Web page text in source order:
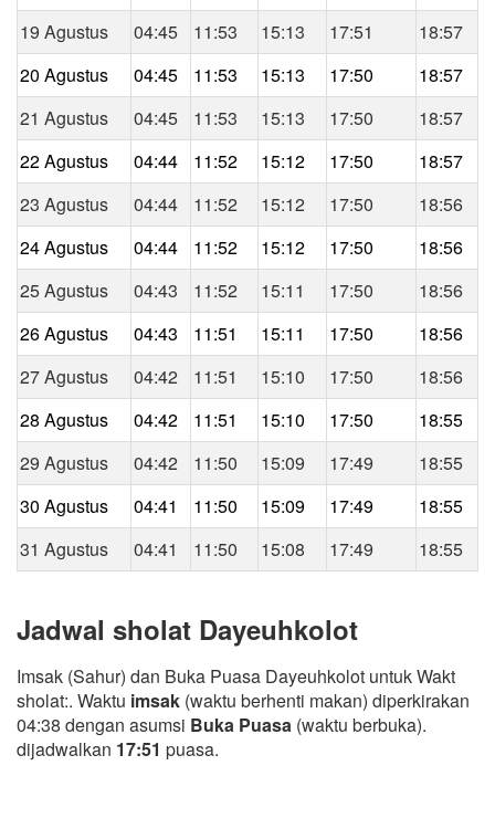
19 Agustus
04:45 11:53 15:13 17:51
18:57
20 Agustus
04:45 11:53 15:13 17:50
18:57
21 Agustus
04:45 11:53 15:13 17:50
18:57
22 Agustus
04:44 11:52 15:12 17:50
18:57
23 Agustus
04:44 11:52 15:12 17:50
18:56
24 Agustus
04:44 11:52 15:12 17:50
18:56
25 Agustus
04:43 11:52 15:11 17:50
18:56
26 Agustus
04:43 11:51 15:11 17:50
18:56
27 Agustus
04:42 11:51 15:10 17:50
18:56
28 Agustus
04:42 11:51 15:10 17:50
18:55
29 Agustus
04:42 11:50 15:09 17:49
18:55
30 Agustus
04:41 11:50 15:09 17:49
18:55
31 Agustus
04:41 11:50 15:08 17:49 18:55
Jadwal sholat Dayeuhkolot
Imsak (Sahur) dan Buka Puasa Dayeuhkolot untuk Wakt
sholat:. Waktu imsak (waktu berhenti makan) diperkirakan
04:38 dengan asumsi Buka Puasa (waktu berbuka).
dijadwalkan 17:51 puasa.